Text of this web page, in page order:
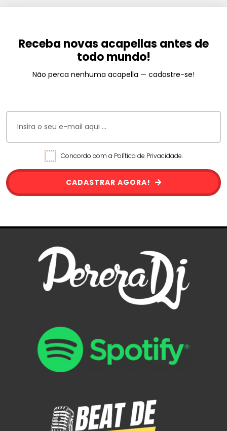
Receba novas acapellas antes de
todo mundo!
Não perca nenhuma acapella — cadastre-se!
Concordo com a Política de Privacidade.
CADASTRAR AGORA!